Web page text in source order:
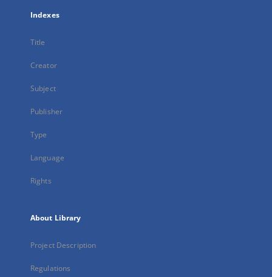
Indexes
Title
Creator
Subject
Publisher
Type
Language
Rights
About Library
Project Description
Regulations